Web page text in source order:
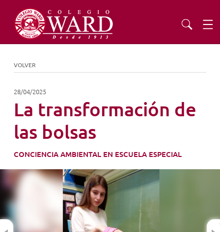
EXTENSIÓN
COMUNIDAD
AGENDA
VOLVER
28/04/2025
La transformación de
las bolsas
CONCIENCIA AMBIENTAL EN ESCUELA ESPECIAL